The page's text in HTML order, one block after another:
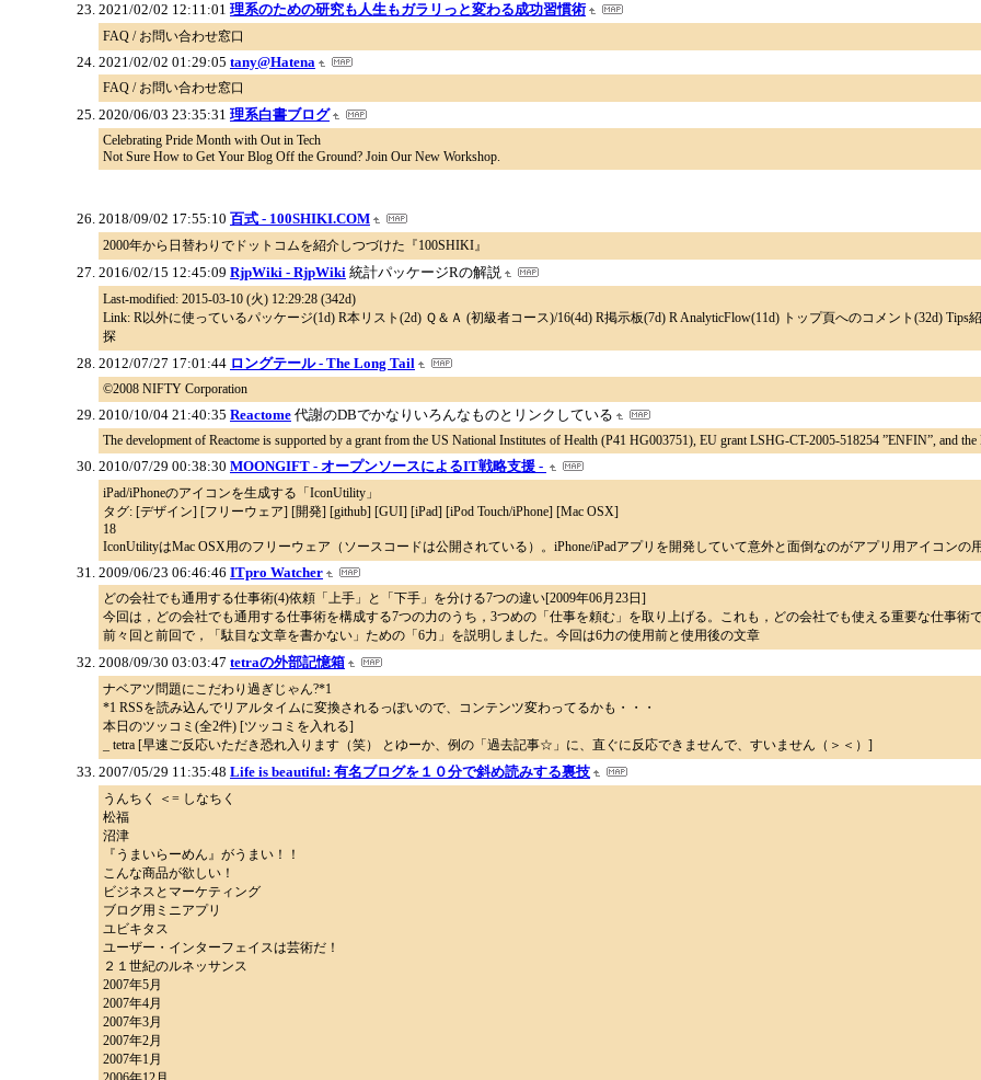
2021/02/02 12:11:01 理系のための研究も人生もガラリっと変わる成功習慣術
FAQ / お問い合わせ窓口
2021/02/02 01:29:05 tany@Hatena
FAQ / お問い合わせ窓口
2020/06/03 23:35:31 理系白書ブログ
Celebrating Pride Month with Out in Tech
Not Sure How to Get Your Blog Off the Ground? Join Our New Workshop.
2018/09/02 17:55:10 百式 - 100SHIKI.COM
2000年から日替わりでドットコムを紹介しつづけた『100SHIKI』
2016/02/15 12:45:09 RjpWiki - RjpWiki 統計パッケージRの解説
Last-modified: 2015-03-10 (火) 12:29:28 (342d)
Link: R以外に使っているパッケージ(1d) R本リスト(2d) Ｑ＆Ａ (初級者コース)/16(4d) R掲示板(7d) R AnalyticFlow(11d) トップ頁へのコメント(32d)
探
2012/07/27 17:01:44 ロングテール - The Long Tail
©2008 NIFTY Corporation
2010/10/04 21:40:35 Reactome 代謝のDBでかなりいろんなものとリンクしている
The development of Reactome is supported by a grant from the US National Institutes of Health (P41 HG003751), EU grant LSHG-CT-2005-518254 ”ENFIN”, and
2010/07/29 00:38:30 MOONGIFT - オープンソースによるIT戦略支援 -
iPad/iPhoneのアイコンを生成する「IconUtility」
タグ: [デザイン] [フリーウェア] [開発] [github] [GUI] [iPad] [iPod Touch/iPhone] [Mac OSX]
18
IconUtilityはMac OSX用のフリーウェア（ソースコードは公開されている）。iPhone/iPadアプリを開発していて意外と面倒なのがアプリ用アイコンの
2009/06/23 06:46:46 ITpro Watcher
どの会社でも通用する仕事術(4)依頼「上手」と「下手」を分ける7つの違い[2009年06月23日]
今回は，どの会社でも通用する仕事術を構成する7つの力のうち，3つめの「仕事を頼む」を取り上げる。これも，どの会社でも使える重要な仕事術
前々回と前回で，「駄目な文章を書かない」ための「6力」を説明しました。今回は6力の使用前と使用後の文章
2008/09/30 03:03:47 tetraの外部記憶箱
ナベアツ問題にこだわり過ぎじゃん?*1
*1 RSSを読み込んでリアルタイムに変換されるっぽいので、コンテンツ変わってるかも・・・
本日のツッコミ(全2件) [ツッコミを入れる]
_ tetra [早速ご反応いただき恐れ入ります（笑） とゆーか、例の「過去記事☆」に、直ぐに反応できませんで、すいません（＞＜）]
2007/05/29 11:35:48 Life is beautiful: 有名ブログを１０分で斜め読みする裏技
うんちく ＜= しなちく
松福
沼津
『うまいらーめん』がうまい！！
こんな商品が欲しい！
ビジネスとマーケティング
ブログ用ミニアプリ
ユビキタス
ユーザー・インターフェイスは芸術だ！
２１世紀のルネッサンス
2007年5月
2007年4月
2007年3月
2007年2月
2007年1月